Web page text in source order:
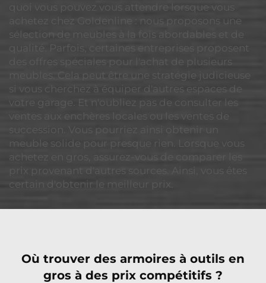
quoi vous pouvez vous attendre lorsque vous
achetez chez Goldenline : nous proposons une
sélection de meubles à la fois abordables et de
qualité. Parfois, certaines entreprises proposent
des offres spéciales pour l'achat de plusieurs
meubles. Cela peut être une stratégie judicieuse
si vous cherchez à équiper d'autres espaces de
votre garage. Et n'oubliez pas de consulter les
ventes aux enchères locales ou les ventes de
succession. Vous pourriez ainsi obtenir un
meuble solide pour presque rien. Lorsque vous
achetez en gros, assurez-vous de comparer les
prix provenant d'autres sources. Ainsi, vous êtes
certain d'obtenir le meilleur prix.
Où trouver des armoires à outils en
gros à des prix compétitifs ?